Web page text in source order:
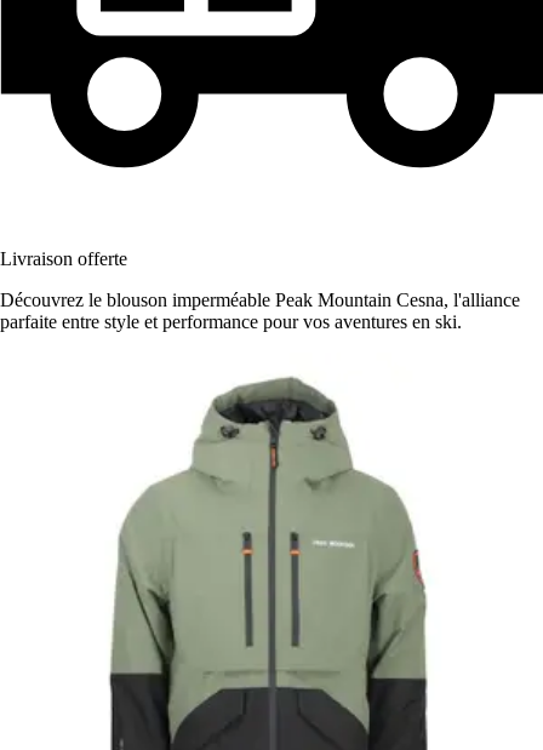
Livraison offerte
Découvrez le blouson imperméable Peak Mountain Cesna, l'alliance
parfaite entre style et performance pour vos aventures en ski.